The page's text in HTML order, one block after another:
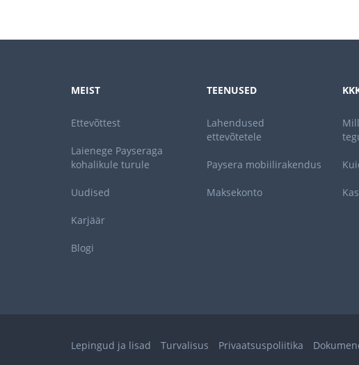
MEIST
Ettevõttest
Laienege Payseraga
kohalikule turule
Uudised
Karjäär
Blogi
TEENUSED
Lahendused
ettevõtetele
Paysera mobiilirakendus
Maksekonto
Lepingud ja lisad Turvalisus Privaatsuspoliitika